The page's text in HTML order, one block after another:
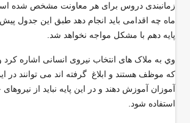
زمانبندی دروس برای هر معاونت مشخص شده است
ماه چه اقدامی باید انجام دهد طبق این جدول
پایه دهم با مشکل مواجه نخواهد شد
وي به ملاک های انتخاب نیروی انسانی اشاره کرد
كه موظف هستند و ابلاغ گرفته اند می توانند در
آموزان آموزش دهند و در اين پايه نبايد از
استفاده شود.